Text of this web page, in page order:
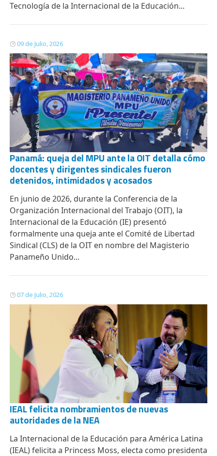
Tecnología de la Internacional de la Educación...
09 de Julio, 2026
Panamá: queja del MPU ante la OIT detalla cómo
docentes y dirigentes sindicales fueron
detenidos, intimidados y acosados
En junio de 2026, durante la Conferencia de la
Organización Internacional del Trabajo (OIT), la
Internacional de la Educación (IE) presentó
formalmente una queja ante el Comité de Libertad
Sindical (CLS) de la OIT en nombre del Magisterio
Panameño Unido...
07 de Julio, 2026
IEAL felicita nombramientos de nuevas
autoridades de la NEA
La Internacional de la Educación para América Latina
(IEAL) felicita a Princess Moss, electa como presidenta